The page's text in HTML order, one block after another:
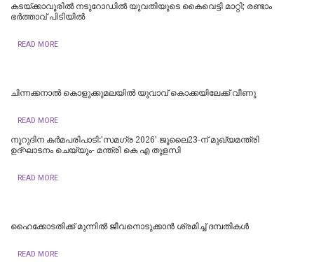
കടയ്ക്കാവൂരിൽ നടുറോഡില്‍ യുവതിയുടെ കൈവെട്ടി മാറ്റി; രണ്ടാം
ഭര്‍ത്താവ് പിടിയിൽ
READ MORE
ചിന്നക്കനാൽ കൊളുക്കുമലയില്‍ യുവാവ് കൊക്കയിലേക്ക് വീണു
READ MORE
നൂറുദിന കർമപരിപാടി:'സമഗ്ര 2026' ജൂലൈ23-ന് മുഖ്യമന്ത്രി
ഉദ്ഘാടനം ചെയ്യും- മന്ത്രി കെ എ തുളസി
READ MORE
ഹൈക്കോടതിക്ക് മുന്നില്‍ ജീവനൊടുക്കാന്‍ ശ്രമിച്ച് ദമ്പതികള്‍
READ MORE